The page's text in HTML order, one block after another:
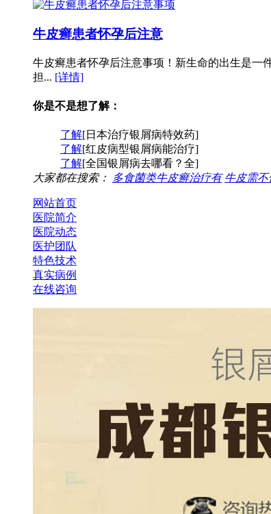
牛皮癣患者怀孕后注意
牛皮癣患者怀孕后注意事项！新生命的出生是一
担... [详情]
你是不是想了解：
了解[日本治疗银屑病特效药]
了解[红皮病型银屑病能治疗]
了解[全国银屑病去哪看？全]
大家都在搜索：
多食菌类牛皮癣治疗有 牛皮需
网站首页
医院简介
医院动态
医护团队
特色技术
真实病例
在线咨询